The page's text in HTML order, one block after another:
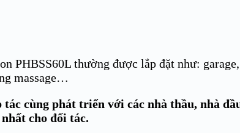
PHBSS60L thường được lắp đặt như:
massage…
cùng phát triển với các nhà thầu, nhà
cho đối tác.